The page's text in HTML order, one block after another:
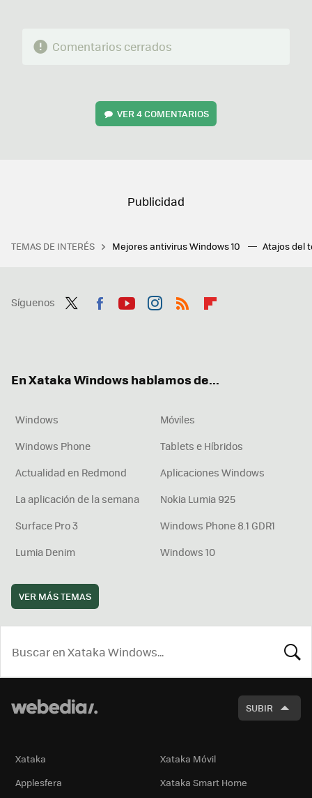
Comentarios cerrados
VER4 COMENTARIOS
TEMAS DE INTERÉS Mejores antivirus Windows 10 Atajos del
Síguenos
En Xataka Windows hablamos de...
Windows
Móviles
Windows Phone
Tablets e Híbridos
Actualidad en Redmond
Aplicaciones Windows
La aplicación de la semana
Nokia Lumia 925
Surface Pro 3
Windows Phone 8.1 GDR1
Lumia Denim
Windows 10
VER MÁS TEMAS
SUBIR
Xataka
Xataka Móvil
Applesfera
Xataka Smart Home